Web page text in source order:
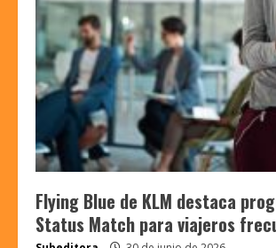
Flying Blue de KLM destaca
Status Match para viajeros